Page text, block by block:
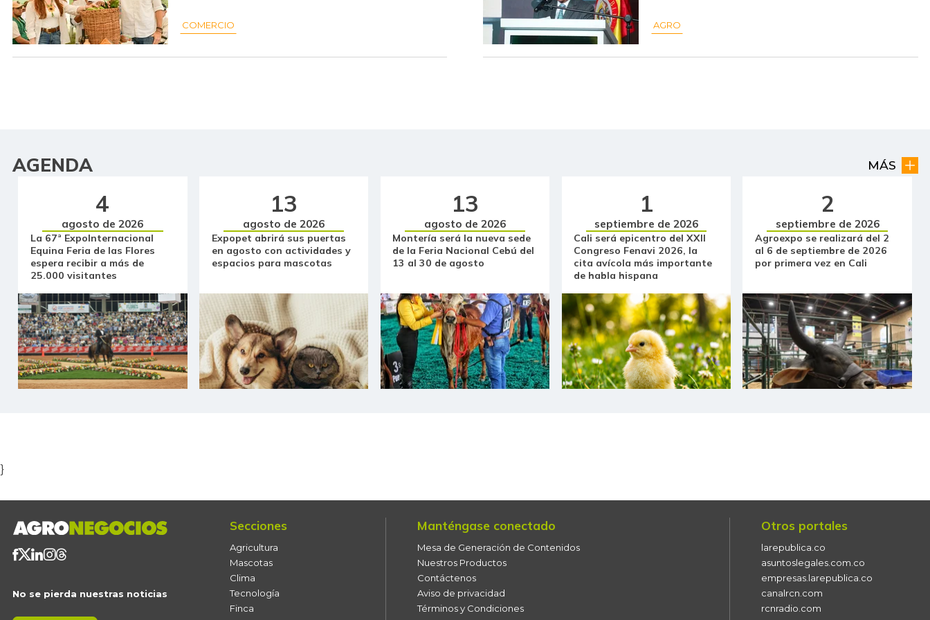
Brazo con hueso de cerdo $ 9.800,00
Brazo sin hueso de cerdo $ 17.750,00 - -
-
Café molido $ 53.660,00
Caja de sopa de pollo $ 28.768,00 +$ 1.661,00 +6,13%
Calabaza $ 1.229,00 -$ 229,00
Cebolla cabezona blanca $ 2.642,00 -$ 266,00 -9,15%
Cebolla larga $ 3.181,00 -$ 597,00 -15,80%
Centro de pierna de res $ 30.000,00 - -
Chatas de res $ 39.500,00 - -
Ciruela roja -$ 233,00
Coliflor -$ 66,00
COMERCIO AGRO
AGENDA MÁS
4
agosto de 2026
La 67ª ExpoInternacional
Equina Feria de las Flores
espera recibir a más de
25.000 visitantes
13
agosto de 2026
Expopet abrirá sus puertas
en agosto con actividades y
espacios para mascotas
13
agosto de 2026
Montería será la nueva sede
de la Feria Nacional Cebú del
13 al 30 de agosto
1
septiembre de 2026
Cali será epicentro del XXII
Congreso Fenavi 2026, la
cita avícola más importante
de habla hispana
2
septiembre de 2026
Agroexpo se realizará del 2
al 6 de septiembre de 2026
por primera vez en Cali
}
No se pierda nuestras noticias
Secciones
Agricultura
Mascotas
Clima
Tecnología
Finca
Manténgase conectado
Mesa de Generación de Contenidos
Nuestros Productos
Contáctenos
Aviso de privacidad
Términos y Condiciones
Otros portales
larepublica.co
asuntoslegales.com.co
empresas.larepublica.co
canalrcn.com
rcnradio.com